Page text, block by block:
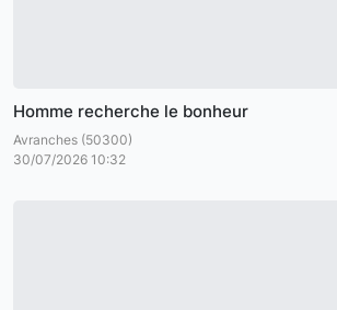
Homme recherche le bonheur
Avranches (50300)
30/07/2026 10:32